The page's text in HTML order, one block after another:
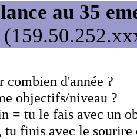
au 35
combien d'année ?
objectifs/niveau ?
= tu le fais avec un
finis avec le sourire